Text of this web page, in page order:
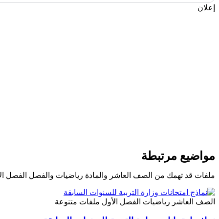
إعلان
مواضيع مرتبطة
ملفات قد تهمك من الصف العاشر والمادة رياضيات والفصل الفصل
الصف العاشر رياضيات الفصل الأول ملفات متنوعة